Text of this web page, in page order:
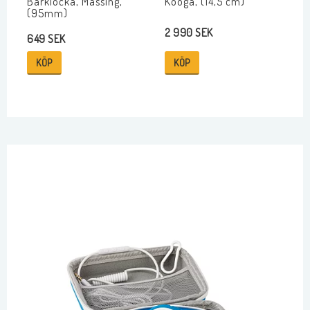
(95mm)
649 SEK
KÖP
2 990 SEK
KÖP